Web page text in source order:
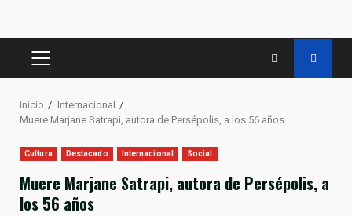
MENÚ
Inicio
Internacional
Muere Marjane Satrapi, autora de Persépolis, a los 56 años
Cultura Destacado Internacional Social
Muere Marjane Satrapi, autora de Persépolis, a
los 56 años